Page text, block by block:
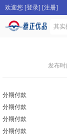
欢迎您 [登录] [注册]
发布时
分期付款
分期付款
分期付款
分期付款